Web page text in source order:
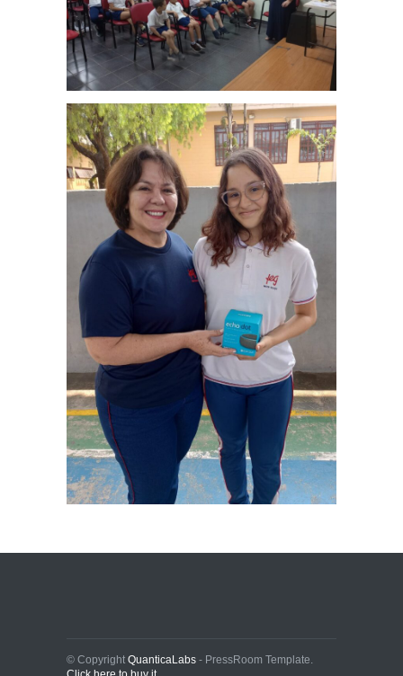
© Copyright QuanticaLabs - PressRoom Template.